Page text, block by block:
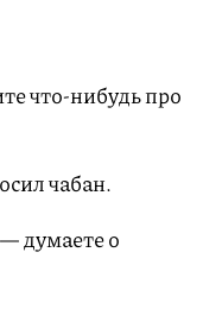
что-нибудь про
чабан.
думаете о